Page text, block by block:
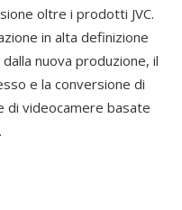
oltre i prodotti JVC.
in alta definizione
nuova produzione, il
e la conversione di
di videocamere basate